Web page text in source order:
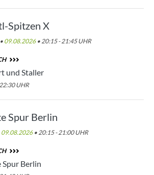
Spitzen X
09.08.2026• 20:15 - 21:45 UHR
und Staller
UHR
Spur Berlin
09.08.2026• 20:15 - 21:00 UHR
Spur Berlin